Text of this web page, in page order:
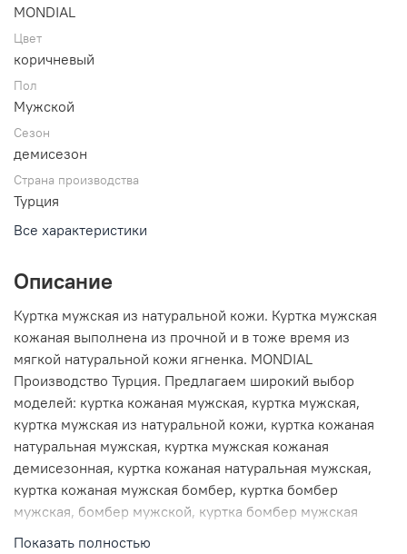
MONDIAL
Цвет
коричневый
Пол
Мужской
Сезон
демисезон
Страна производства
Турция
Все характеристики
Описание
Куртка мужская из натуральной кожи. Куртка мужская
кожаная выполнена из прочной и в тоже время из
мягкой натуральной кожи ягненка. MONDIAL
Производство Турция. Предлагаем широкий выбор
моделей: куртка кожаная мужская, куртка мужская,
куртка мужская из натуральной кожи, куртка кожаная
натуральная мужская, куртка мужская кожаная
демисезонная, куртка кожаная натуральная мужская,
куртка кожаная мужская бомбер, куртка бомбер
мужская, бомбер мужской, куртка бомбер мужская
Показать полностью